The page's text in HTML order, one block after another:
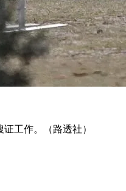
工作。（路透社）